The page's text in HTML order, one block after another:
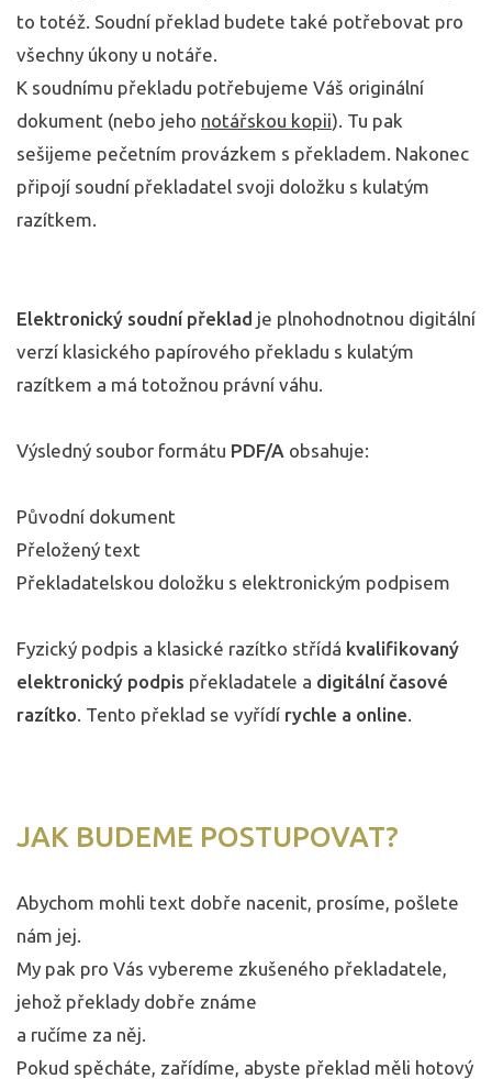
to totéž. Soudní překlad budete také potřebovat pro
všechny úkony u notáře.
K soudnímu překladu potřebujeme Váš originální
dokument (nebo jeho notářskou kopii). Tu pak
sešijeme pečetním provázkem s překladem. Nakonec
připojí soudní překladatel svoji doložku s kulatým
razítkem.
Elektronický soudní překlad je plnohodnotnou digitální
verzí klasického papírového překladu s kulatým
razítkem a má totožnou právní váhu.
Výsledný soubor formátu PDF/A obsahuje:
Původní dokument
Přeložený text
Překladatelskou doložku s elektronickým podpisem
Fyzický podpis a klasické razítko střídá kvalifikovaný
elektronický podpis překladatele a digitální časové
razítko. Tento překlad se vyřídí rychle a online.
JAK BUDEME POSTUPOVAT?
Abychom mohli text dobře nacenit, prosíme, pošlete
nám jej.
My pak pro Vás vybereme zkušeného překladatele,
jehož překlady dobře známe
a ručíme za něj.
Pokud spěcháte, zařídíme, abyste překlad měli hotový